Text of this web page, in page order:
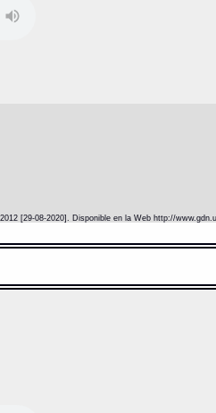
[29-08-2020]. Disponible en la Web http://